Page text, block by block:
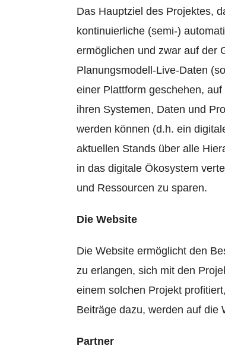
Das Hauptziel des Projektes,
kontinuierliche (semi-)
ermöglichen und zwar auf der
Planungsmodell-Live-Daten
einer Plattform geschehen,
ihren Systemen, Daten und
werden können (d.h. ein
aktuellen Stands über alle
in das digitale Ökosystem
und Ressourcen zu sparen.
Die Website
Die Website ermöglicht den
zu erlangen, sich mit den
einem solchen Projekt
Beiträge dazu, werden auf die
Partner